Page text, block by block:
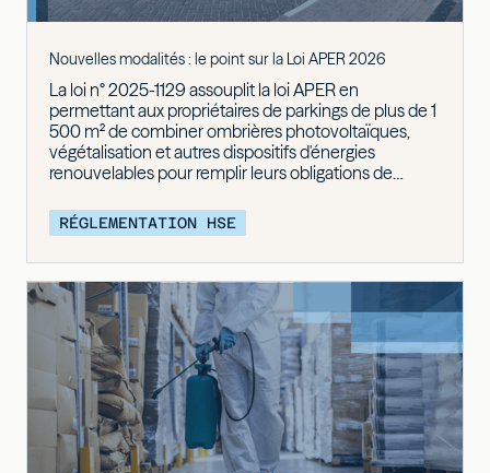
Nouvelles modalités : le point sur la Loi APER 2026
La loi n° 2025-1129 assouplit la loi APER en
permettant aux propriétaires de parkings de plus de 1
500 m² de combiner ombrières photovoltaïques,
végétalisation et autres dispositifs d'énergies
renouvelables pour remplir leurs obligations de
mise en conformité en offrant de nouveaux délais de
report, allant jusqu'en 2028 ou 2030, sous réserve de
RÉGLEMENTATION HSE